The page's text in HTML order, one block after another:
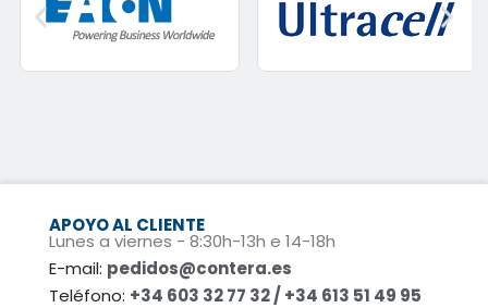
APOYO AL CLIENTE
Lunes a viernes - 8:30h-13h e 14-18h
E-mail: pedidos@contera.es
Teléfono: +34 603 32 77 32 / +34 613 51 49 95